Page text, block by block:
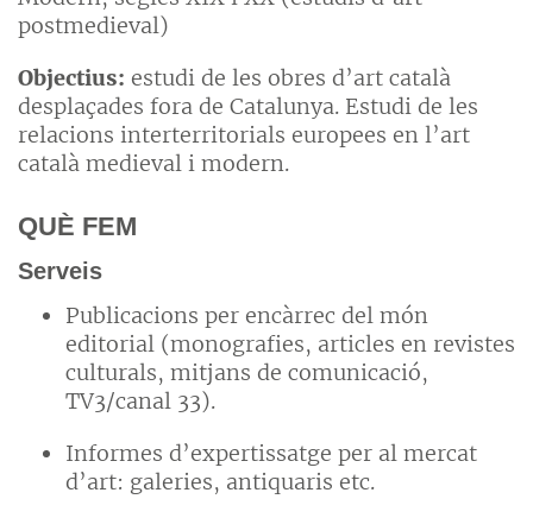
postmedieval)
Objectius: estudi de les obres d’art català
desplaçades fora de Catalunya. Estudi de les
relacions interterritorials europees en l’art
català medieval i modern.
QUÈ FEM
Serveis
Publicacions per encàrrec del món
editorial (monografies, articles en revistes
culturals, mitjans de comunicació,
TV3/canal 33).
Informes d’expertissatge per al mercat
d’art: galeries, antiquaris etc.